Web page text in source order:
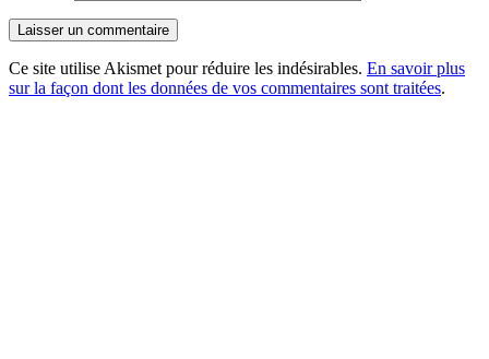
Ce site utilise Akismet pour réduire les indésirables. En savoir plus
sur la façon dont les données de vos commentaires sont traitées.